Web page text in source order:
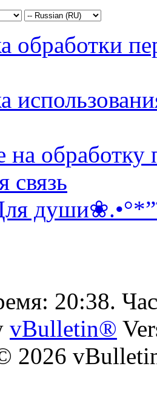
обработки
на
связь
20:38.
vBulletin®
2026